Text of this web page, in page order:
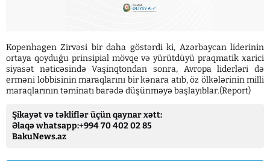
Kopenhagen Zirvəsi bir daha göstərdi ki, Azərbaycan liderinin
ortaya qoyduğu prinsipial mövqe və yürütdüyü praqmatik xarici
siyasət nəticəsində Vaşinqtondan sonra, Avropa liderləri də
erməni lobbisinin maraqlarını bir kənara atıb, öz ölkələrinin milli
maraqlarının təminatı barədə düşünməyə başlayıblar.(Report)
Şikayət və təkliflər üçün qaynar xətt:
Əlaqə whatsapp:+994 70 402 02 85
BakuNews.az